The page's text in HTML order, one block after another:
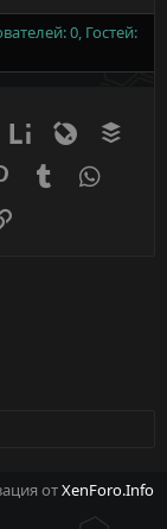
0, Гостей:
LinkedinLiveinternet
Livejournal
PinterestTumblr
почта
отXenForo.Info